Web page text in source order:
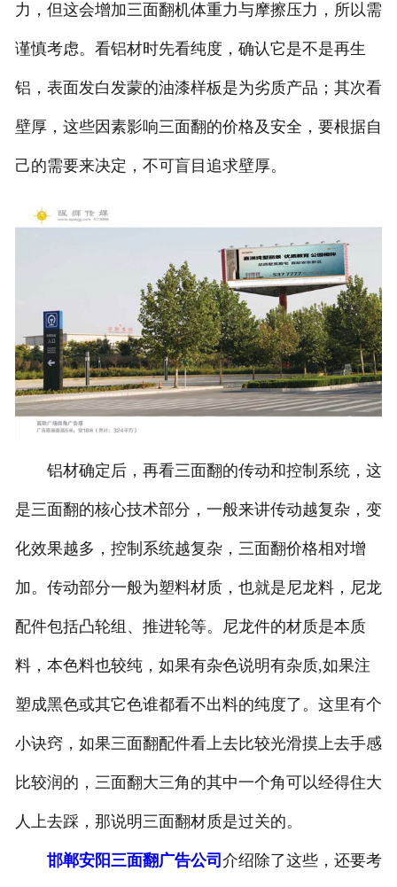
力，但这会增加三面翻机体重力与摩擦压力，所以需
谨慎考虑。看铝材时先看纯度，确认它是不是再生
铝，表面发白发蒙的油漆样板是为劣质产品；其次看
壁厚，这些因素影响三面翻的价格及安全，要根据自
己的需要来决定，不可盲目追求壁厚。
铝材确定后，再看三面翻的传动和控制系统，这
是三面翻的核心技术部分，一般来讲传动越复杂，变
化效果越多，控制系统越复杂，三面翻价格相对增
加。传动部分一般为塑料材质，也就是尼龙料，尼龙
配件包括凸轮组、推进轮等。尼龙件的材质是本质
料，本色料也较纯，如果有杂色说明有杂质,如果注
塑成黑色或其它色谁都看不出料的纯度了。这里有个
小诀窍，如果三面翻配件看上去比较光滑摸上去手感
比较润的，三面翻大三角的其中一个角可以经得住大
人上去踩，那说明三面翻材质是过关的。
邯郸安阳三面翻广告公司 介绍除了这些，还要考